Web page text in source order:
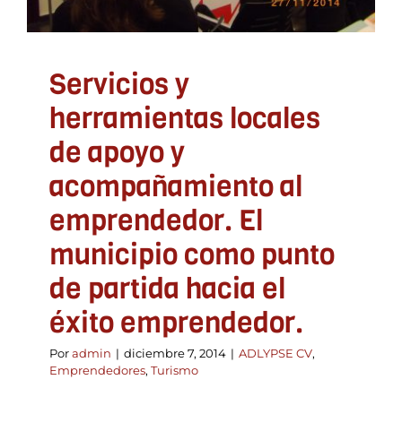
ADLYPSE CV Emprendedores Turismo
Servicios y
herramientas locales
de apoyo y
acompañamiento al
emprendedor. El
municipio como punto
de partida hacia el
éxito emprendedor.
Poradmin | diciembre 7, 2014 | ADLYPSE CV,
Emprendedores, Turismo